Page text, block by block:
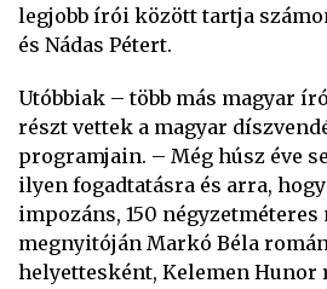
legjobb írói között tartja
és Nádas Pétert.
Utóbbiak – több más magyar
részt vettek a magyar
programjain. – Még húsz éve
ilyen fogadtatásra és arra, hogy
impozáns, 150 négyzetméteres
megnyitóján Markó Béla
helyettesként, Kelemen